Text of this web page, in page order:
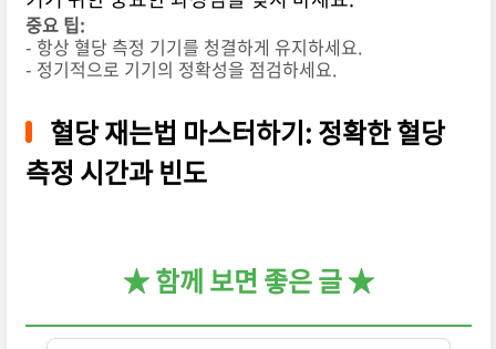
중요 팁:
- 항상 혈당 측정 기기를 청결하게 유지하세요.
- 정기적으로 기기의 정확성을 점검하세요.
혈당 재는법 마스터하기: 정확한 혈당
측정 시간과 빈도
★ 함께 보면 좋은 글 ★